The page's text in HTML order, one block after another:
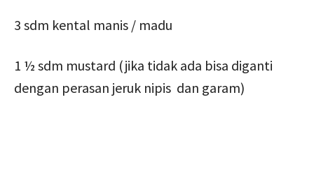
3 sdm kental manis / madu
1 ½ sdm mustard (jika tidak ada bisa diganti
dengan perasan jeruk nipis dan garam)